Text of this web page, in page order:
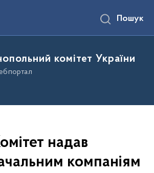
Пошук
комітет України
надав
компаніям